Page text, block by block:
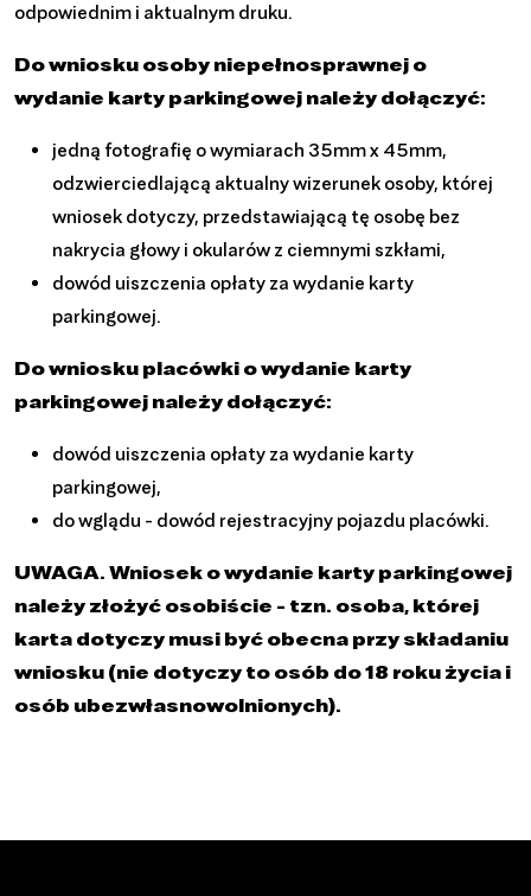
odpowiednim i aktualnym druku.
Do wniosku osoby niepełnosprawnej o
wydanie karty parkingowej należy dołączyć:
jedną fotografię o wymiarach 35mm x 45mm,
odzwierciedlającą aktualny wizerunek osoby, której
wniosek dotyczy, przedstawiającą tę osobę bez
nakrycia głowy i okularów z ciemnymi szkłami,
dowód uiszczenia opłaty za wydanie karty
parkingowej.
Do wniosku placówki o wydanie karty
parkingowej należy dołączyć:
dowód uiszczenia opłaty za wydanie karty
parkingowej,
do wglądu - dowód rejestracyjny pojazdu placówki.
UWAGA. Wniosek o wydanie karty parkingowej
należy złożyć osobiście - tzn. osoba, której
karta dotyczy musi być obecna przy składaniu
wniosku (nie dotyczy to osób do 18 roku życia i
osób ubezwłasnowolnionych).